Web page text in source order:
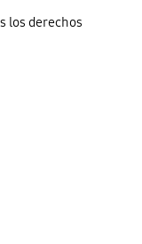
los derechos